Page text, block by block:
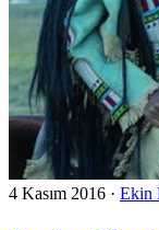
4 Kasım 2016 · Ekin